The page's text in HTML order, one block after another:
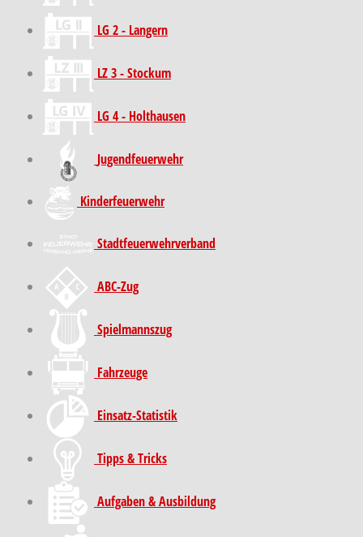
LG 2 - Langern
LZ 3 - Stockum
LG 4 - Holthausen
Jugendfeuerwehr
Kinder­feuer­wehr
Stadt­feuer­wehr­verband
ABC-Zug
Spielmannszug
Fahrzeuge
Einsatz-Statistik
Tipps & Tricks
Aufgaben & Ausbildung